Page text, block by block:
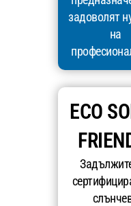
задоволят
на
ECO